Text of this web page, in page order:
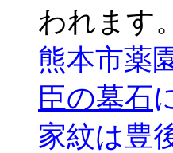
われます。
熊本市薬
臣の墓石
家紋は豊